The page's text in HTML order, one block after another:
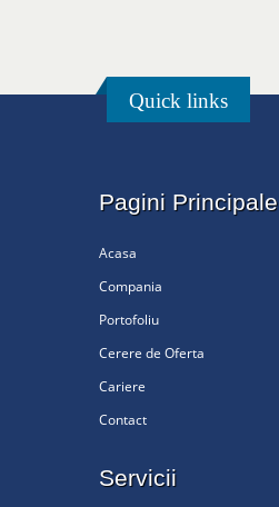
Quick links
Pagini Principale
Acasa
Compania
Portofoliu
Cerere de Oferta
Cariere
Contact
Servicii